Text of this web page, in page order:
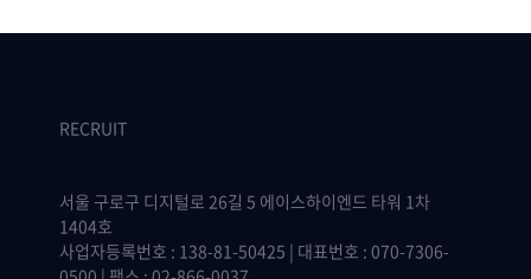
RECRUIT
서울 구로구 디지털로 26길 5 에이스하이엔드 타워 1차
1404호
사업자등록번호 : 138-81-50425 | 대표번호 : 070-7306-